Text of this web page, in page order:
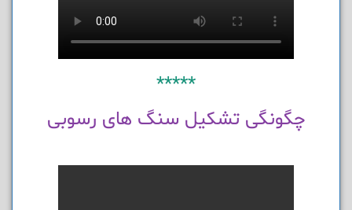
*****
چگونگی تشکیل سنگ های رسوبی